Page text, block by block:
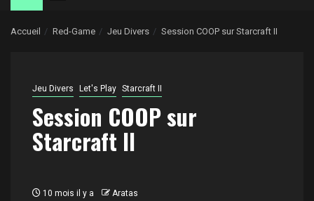
Accueil Red-Game Jeu Divers Session COOP sur Starcraft II
Jeu Divers Let's Play Starcraft II
Session COOP sur
Starcraft II
10 mois il y a Aratas